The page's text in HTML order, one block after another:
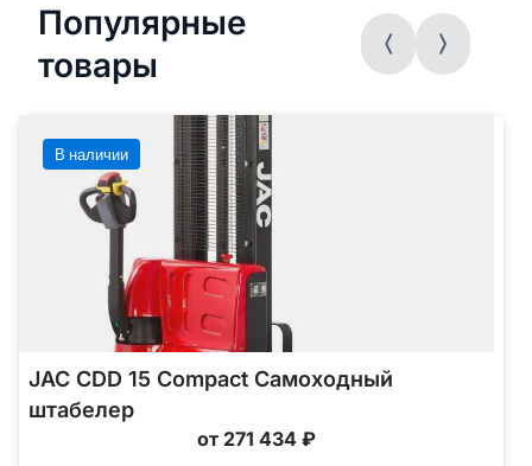
Популярные
товары
В наличии
JAC CDD 15 Compact Самоходный
штабелер
от 271 434 ₽